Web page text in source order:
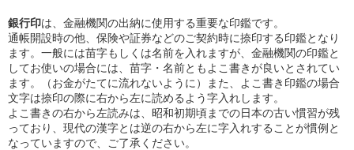
銀行印は、金融機関の出納に使用する重要な印鑑です。
通帳開設時の他、保険や証券などのご契約時に捺印する印鑑となり
ます。一般には苗字もしくは名前を入れますが、金融機関の印鑑と
してお使いの場合には、苗字・名前ともよこ書きが良いとされてい
ます。（お金がたてに流れないように）また、よこ書き印鑑の場合
文字は捺印の際に右から左に読めるよう字入れします。
よこ書きの右から左読みは、昭和初期頃までの日本の古い慣習が残
っており、現代の漢字とは逆の右から左に字入れすることが慣例と
なっていますので、ご了承ください。